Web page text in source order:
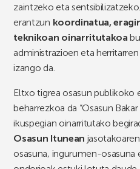
zaintzeko eta
erantzun koordinatua,
teknikoan oinarritutakoa
administrazioen eta
izango da.
Eltxo tigrea osasun publikoko
beharrezkoa da “Osasun Bakar
ikuspegian oinarritutako
Osasun Itunean
osasuna, ingurumen-